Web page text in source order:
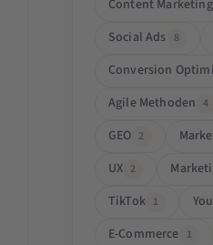
Content Marketing
Social Ads 8
Conversion
Agile Methoden 4
GEO 2
UX 2
TikTok 1
E-Commerce 1